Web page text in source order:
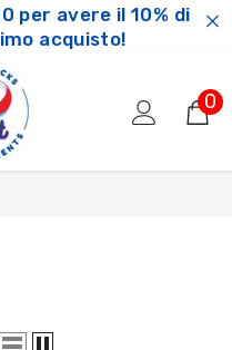
per avere il 10% di
acquisto!
00